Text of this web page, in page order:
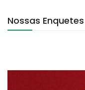
Nossas Enquetes